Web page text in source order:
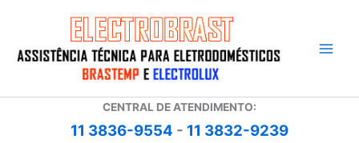
conteúdo
CENTRAL DE ATENDIMENTO:
11 3836-9554 - 11 3832-9239